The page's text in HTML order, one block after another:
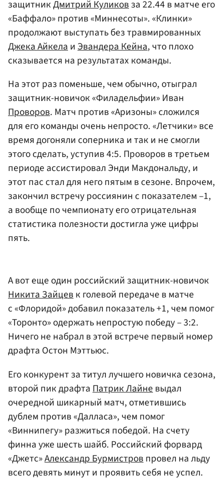
защитникДмитрий Куликовза 22.44 в матче его
«Баффало» против «Миннесоты». «Клинки»
продолжают выступать без травмированных
Джека АйкелаиЭвандера Кейна, что плохо
сказывается на результатах команды.
На этот раз поменьше, чем обычно, отыграл
защитник-новичок «Филадельфии» Иван
Проворов. Матч против «Аризоны» сложился
для его команды очень непросто. «Летчики» все
время догоняли соперника и так и не смогли
этого сделать, уступив 4:5. Проворов в третьем
периоде ассистировал Энди Макдональду, и
этот пас стал для него пятым в сезоне. Впрочем,
закончил встречу россиянин с показателем –1,
а вообще по чемпионату его отрицательная
статистика полезности достигла уже цифры
пять.
А вот еще один российский защитник-новичок
Никита Зайцевк голевой передаче в матче
с «Флоридой» добавил показатель +1, чем помог
«Торонто» одержать непростую победу – 3:2.
Ничего не набрал в этой встрече первый номер
драфта Остон Мэттьюс.
Его конкурент за титул лучшего новичка сезона,
второй пик драфтаПатрик Лайневыдал
очередной шикарный матч, отметившись
дублем против «Далласа», чем помог
«Виннипегу» разжиться победой. На счету
финна уже шесть шайб. Российский форвард
«Джетс»Александр Бурмистровпровел на льду
всего девять минут и проявить себя не успел.